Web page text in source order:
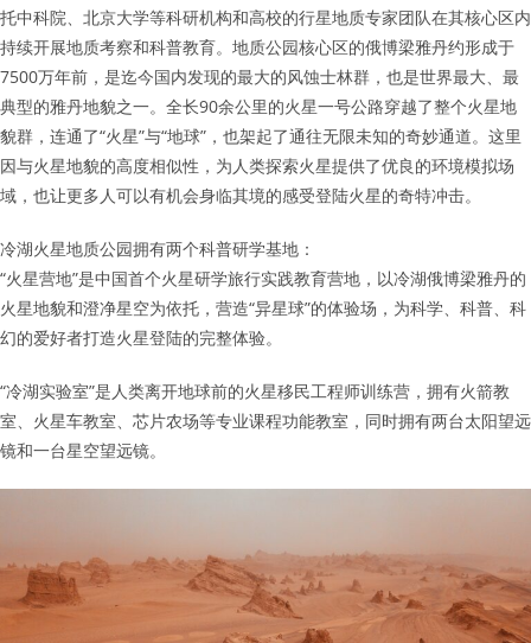
托中科院、北京大学等科研机构和高校的行星地质专家团队在其核心区内
持续开展地质考察和科普教育。地质公园核心区的俄博梁雅丹约形成于
7500万年前，是迄今国内发现的最大的风蚀士林群，也是世界最大、最
典型的雅丹地貌之一。全长90余公里的火星一号公路穿越了整个火星地
貌群，连通了“火星”与“地球”，也架起了通往无限未知的奇妙通道。这里
因与火星地貌的高度相似性，为人类探索火星提供了优良的环境模拟场
域，也让更多人可以有机会身临其境的感受登陆火星的奇特冲击。
冷湖火星地质公园拥有两个科普研学基地：
“火星营地”是中国首个火星研学旅行实践教育营地，以冷湖俄博梁雅丹的
火星地貌和澄净星空为依托，营造“异星球”的体验场，为科学、科普、科
幻的爱好者打造火星登陆的完整体验。
“冷湖实验室”是人类离开地球前的火星移民工程师训练营，拥有火箭教
室、火星车教室、芯片农场等专业课程功能教室，同时拥有两台太阳望远
镜和一台星空望远镜。